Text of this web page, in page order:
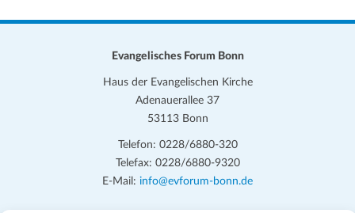
Evangelisches Forum Bonn
Haus der Evangelischen Kirche
Adenauerallee 37
53113 Bonn
Telefon: 0228/6880-320
Telefax: 0228/6880-9320
E-Mail: info@evforum-bonn.de